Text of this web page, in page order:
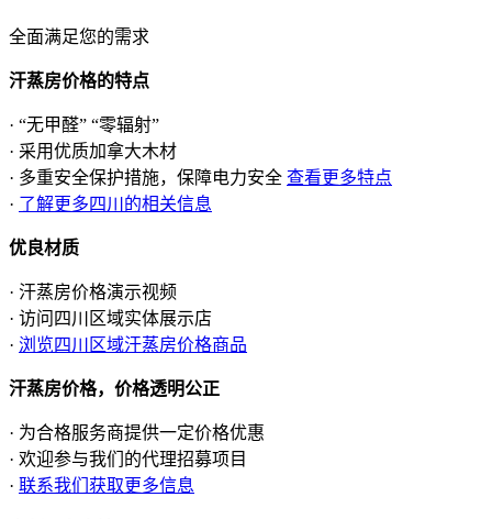
全面满足您的需求
汗蒸房价格的特点
· “无甲醛” “零辐射”
· 采用优质加拿大木材
· 多重安全保护措施，保障电力安全 查看更多特点
· 了解更多四川的相关信息
优良材质
· 汗蒸房价格演示视频
· 访问四川区域实体展示店
· 浏览四川区域汗蒸房价格商品
汗蒸房价格，价格透明公正
· 为合格服务商提供一定价格优惠
· 欢迎参与我们的代理招募项目
· 联系我们获取更多信息